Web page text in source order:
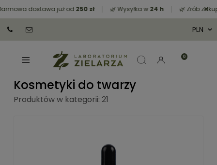
dostawa już od250 zł 🌿 Wysyłka w24 h 🌿 Zrób ×
Kosmetyki do twarzy
Produktów w kategorii: 21